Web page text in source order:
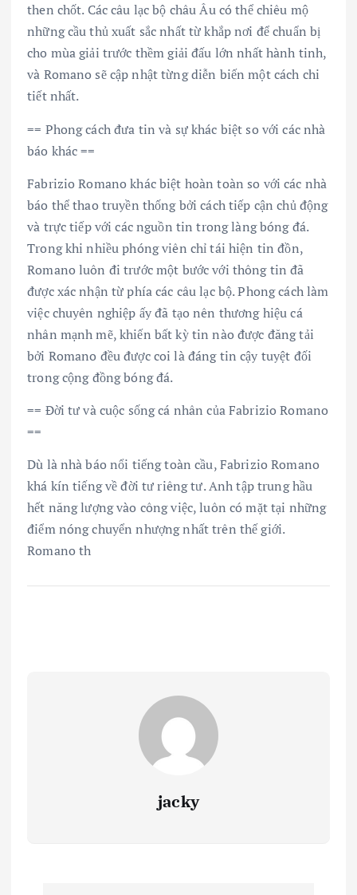
then chốt. Các câu lạc bộ châu Âu có thể chiêu mộ
những cầu thủ xuất sắc nhất từ khắp nơi để chuẩn bị
cho mùa giải trước thềm giải đấu lớn nhất hành tinh,
và Romano sẽ cập nhật từng diễn biến một cách chi
tiết nhất.
== Phong cách đưa tin và sự khác biệt so với các nhà
báo khác ==
Fabrizio Romano khác biệt hoàn toàn so với các nhà
báo thể thao truyền thống bởi cách tiếp cận chủ động
và trực tiếp với các nguồn tin trong làng bóng đá.
Trong khi nhiều phóng viên chỉ tái hiện tin đồn,
Romano luôn đi trước một bước với thông tin đã
được xác nhận từ phía các câu lạc bộ. Phong cách làm
việc chuyên nghiệp ấy đã tạo nên thương hiệu cá
nhân mạnh mẽ, khiến bất kỳ tin nào được đăng tải
bởi Romano đều được coi là đáng tin cậy tuyệt đối
trong cộng đồng bóng đá.
== Đời tư và cuộc sống cá nhân của Fabrizio Romano
==
Dù là nhà báo nổi tiếng toàn cầu, Fabrizio Romano
khá kín tiếng về đời tư riêng tư. Anh tập trung hầu
hết năng lượng vào công việc, luôn có mặt tại những
điểm nóng chuyển nhượng nhất trên thế giới.
Romano th
jacky